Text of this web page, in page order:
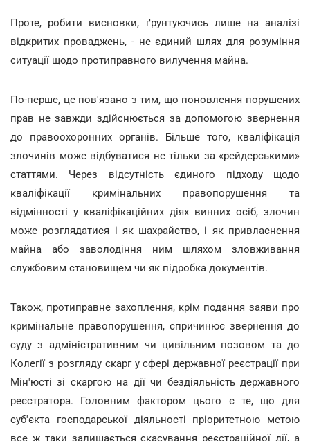
Проте, робити висновки, ґрунтуючись лише на аналізі
відкритих проваджень, - не єдиний шлях для розуміння
ситуації щодо протиправного вилучення майна.
По-перше, це пов'язано з тим, що поновлення порушених
прав не завжди здійснюється за допомогою звернення
до правоохоронних органів. Більше того, кваліфікація
злочинів може відбуватися не тільки за «рейдерськими»
статтями. Через відсутність єдиного підходу щодо
кваліфікації кримінальних правопорушення та
відмінності у кваліфікаційних діях винних осіб, злочин
може розглядатися і як шахрайство, і як привласнення
майна або заволодіння ним шляхом зловживання
службовим становищем чи як підробка документів.
Також, протиправне захоплення, крім подання заяви про
кримінальне правопорушення, спричинює звернення до
суду з адміністративним чи цивільним позовом та до
Колегії з розгляду скарг у сфері державної реєстрації при
Мін'юсті зі скаргою на дії чи бездіяльність державного
реєстратора. Головним фактором цього є те, що для
суб'єкта господарської діяльності пріоритетною метою
все ж таки залишається скасування реєстраційної дії, а